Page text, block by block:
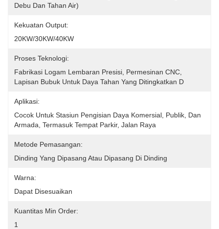
Debu Dan Tahan Air)
Kekuatan Output:
20KW/30KW/40KW
Proses Teknologi:
Fabrikasi Logam Lembaran Presisi, Permesinan CNC,
Lapisan Bubuk Untuk Daya Tahan Yang Ditingkatkan D
Aplikasi:
Cocok Untuk Stasiun Pengisian Daya Komersial, Publik, Dan
Armada, Termasuk Tempat Parkir, Jalan Raya
Metode Pemasangan:
Dinding Yang Dipasang Atau Dipasang Di Dinding
Warna:
Dapat Disesuaikan
Kuantitas Min Order:
1